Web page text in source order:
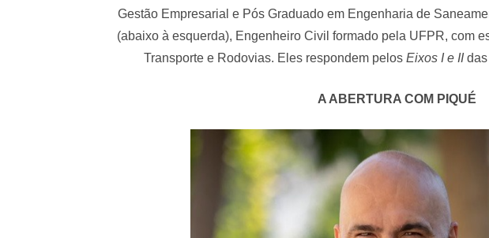
Gestão Empresarial e Pós Graduado em Engenharia de
(abaixo à esquerda), Engenheiro Civil formado pela UFPR, com
Transporte e Rodovias. Eles respondem pelos Eixos I e IIdas
A ABERTURA COM PIQUÉ